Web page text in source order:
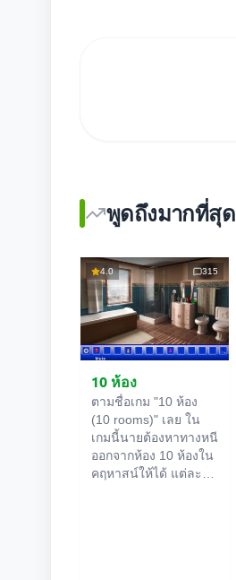
พูดถึงมากที่สุด
4.0 315
10 ห้อง
ตามชื่อเกม "10 ห้อง
(10 rooms)" เลย ใน
เกมนี้นายต้องหาทางหนี
ออกจากห้อง 10 ห้องใน
คฤหาสน์ให้ได้ แต่ละ